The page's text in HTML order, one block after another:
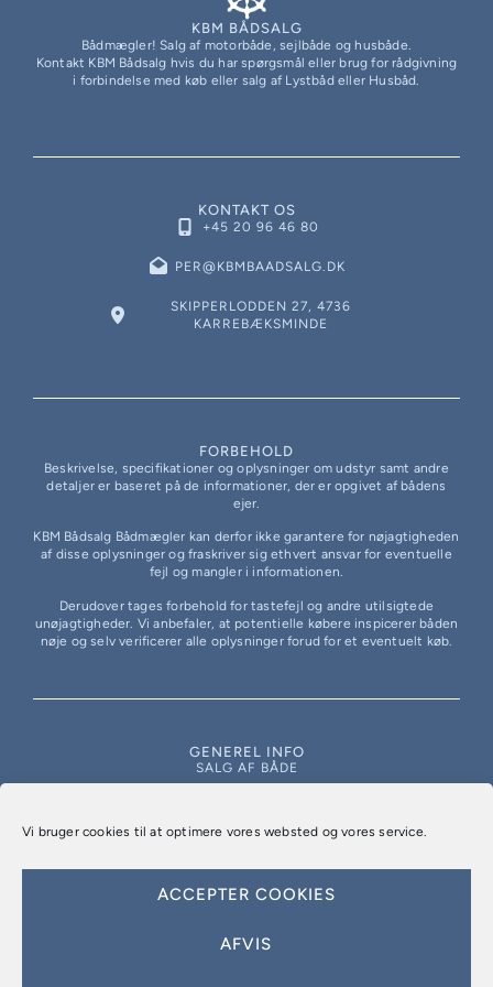
Vi bruger cookies til at optimere vores websted og vores service.
ACCEPTER COOKIES
AFVIS
KBM BÅDSALG
Bådmægler! Salg af motorbåde, sejlbåde og husbåde.
Kontakt KBM Bådsalg hvis du har spørgsmål eller brug for rådgivning
i forbindelse med køb eller salg af Lystbåd eller Husbåd.
KONTAKT OS
+45 20 96 46 80
PER@KBMBAADSALG.DK
SKIPPERLODDEN 27, 4736
KARREBÆKSMINDE
FORBEHOLD
Beskrivelse, specifikationer og oplysninger om udstyr samt andre
detaljer er baseret på de informationer, der er opgivet af bådens
ejer.
KBM Bådsalg Bådmægler kan derfor ikke garantere for nøjagtigheden
af disse oplysninger og fraskriver sig ethvert ansvar for eventuelle
fejl og mangler i informationen.
Derudover tages forbehold for tastefejl og andre utilsigtede
unøjagtigheder. Vi anbefaler, at potentielle købere inspicerer båden
nøje og selv verificerer alle oplysninger forud for et eventuelt køb.
GENEREL INFO
SALG AF BÅDE
PRIVATLIVSPOLITIK
COOKIEPOLITIK